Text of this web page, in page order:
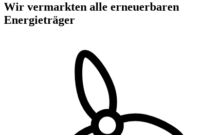
Wir vermarkten alle erneuerbaren
Energieträger